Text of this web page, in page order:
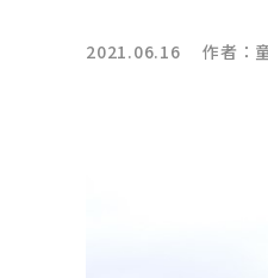
2021.06.16 作者：